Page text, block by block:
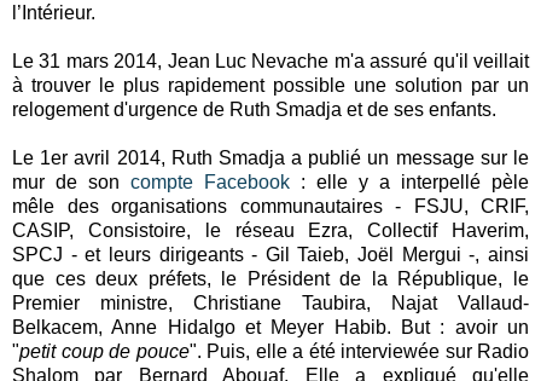
l’Intérieur.
Le 31 mars 2014, Jean Luc Nevache m'a assuré qu'il veillait
à trouver le plus rapidement possible une solution par un
relogement d'urgence de Ruth Smadja et de ses enfants.
Le 1er avril 2014, Ruth Smadja a publié un message sur le
mur de son compte Facebook : elle y a interpellé pèle
mêle des organisations communautaires - FSJU, CRIF,
CASIP, Consistoire, le réseau Ezra, Collectif Haverim,
SPCJ - et leurs dirigeants - Gil Taieb, Joël Mergui -, ainsi
que ces deux préfets, le Président de la République, le
Premier ministre, Christiane Taubira, Najat Vallaud-
Belkacem, Anne Hidalgo et Meyer Habib. But : avoir un
"petit coup de pouce". Puis, elle a été interviewée sur Radio
Shalom par Bernard Abouaf. Elle a expliqué qu'elle